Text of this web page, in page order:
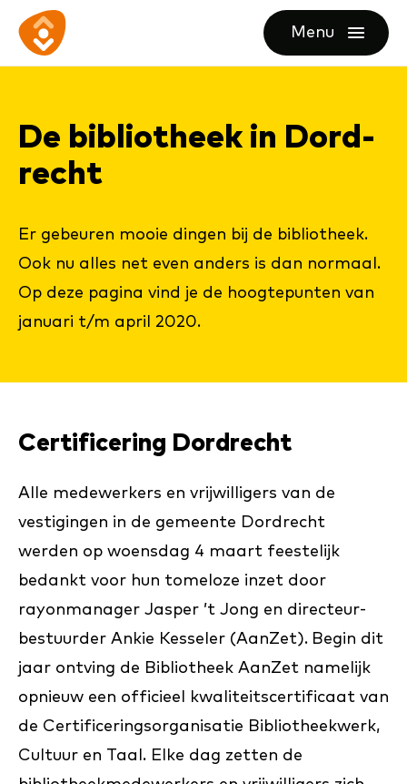
direct
content
direct
footer
Ga
naar
Menu
openen
De bi­bli­o­theek in Dord­
recht
Er gebeuren mooie dingen bij de bibliotheek.
Ook nu alles net even anders is dan normaal.
Op deze pagina vind je de hoogtepunten van
januari t/m april 2020.
Certificering Dordrecht
Alle medewerkers en vrijwilligers van de
vestigingen in de gemeente Dordrecht
werden op woensdag 4 maart feestelijk
bedankt voor hun tomeloze inzet door
rayonmanager Jasper ’t Jong en directeur-
bestuurder Ankie Kesseler (AanZet). Begin dit
jaar ontving de Bibliotheek AanZet namelijk
opnieuw een officieel kwaliteitscertificaat van
de Certificeringsorganisatie Bibliotheekwerk,
Cultuur en Taal. Elke dag zetten de